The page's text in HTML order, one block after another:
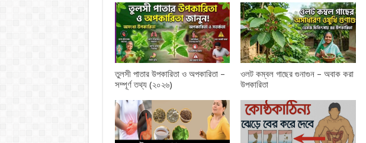
তুলসী পাতার উপকারিতা ও অপকারিতা –
সম্পূর্ণ তথ্য (২০২৬)
ওলট কম্বল গাছের গুনাগুন – অবাক করা
উপকারিতা